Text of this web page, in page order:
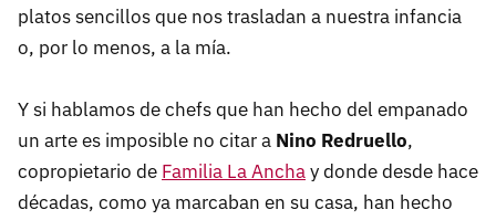
platos sencillos que nos trasladan a nuestra infancia
o, por lo menos, a la mía.
Y si hablamos de chefs que han hecho del empanado
un arte es imposible no citar a Nino Redruello,
copropietario de Familia La Anchay donde desde hace
décadas, como ya marcaban en su casa, han hecho